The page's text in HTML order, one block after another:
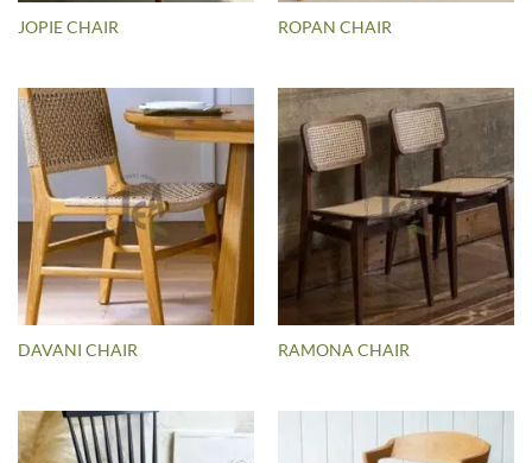
JOPIE CHAIR ROPAN CHAIR
DAVANI CHAIR RAMONA CHAIR